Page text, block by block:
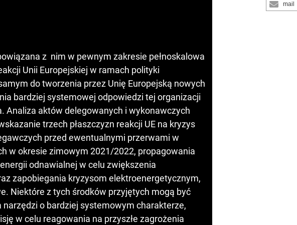
z nim w pewnym zakresie pełnoskalowa
Unii Europejskiej w ramach polityki
do tworzenia przez Unię Europejską nowych
bardziej systemowej odpowiedzi tej organizacji
Analiza aktów delegowanych i wykonawczych
trzech płaszczyzn reakcji UE na kryzys
przed ewentualnymi przerwami w
w okresie zimowym 2021/2022, propagowania
odnawialnej w celu zwiększenia
zapobiegania kryzysom elektroenergetycznym,
Niektóre z tych środków przyjętych mogą być
o bardziej systemowym charakterze,
w celu reagowania na przyszłe zagrożenia
mail